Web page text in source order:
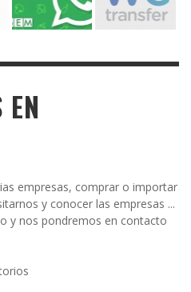
empresas, comprar o importar
y conocer las empresas ...
y nos pondremos en contacto